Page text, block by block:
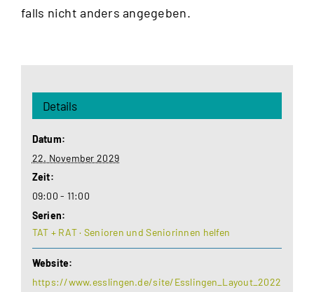
falls nicht anders angegeben.
Details
Datum:
22. November 2029
Zeit:
09:00 - 11:00
Serien:
TAT + RAT · Senioren und Seniorinnen helfen
Website:
https://www.esslingen.de/site/Esslingen_Layout_2022